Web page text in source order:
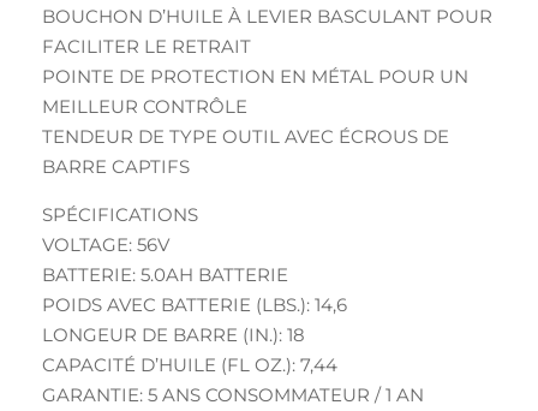
BOUCHON D’HUILE À LEVIER BASCULANT POUR
FACILITER LE RETRAIT
POINTE DE PROTECTION EN MÉTAL POUR UN
MEILLEUR CONTRÔLE
TENDEUR DE TYPE OUTIL AVEC ÉCROUS DE
BARRE CAPTIFS
SPÉCIFICATIONS
VOLTAGE: 56V
BATTERIE: 5.0AH BATTERIE
POIDS AVEC BATTERIE (LBS.): 14,6
LONGEUR DE BARRE (IN.): 18
CAPACITÉ D’HUILE (FL OZ.): 7,44
GARANTIE: 5 ANS CONSOMMATEUR / 1 AN